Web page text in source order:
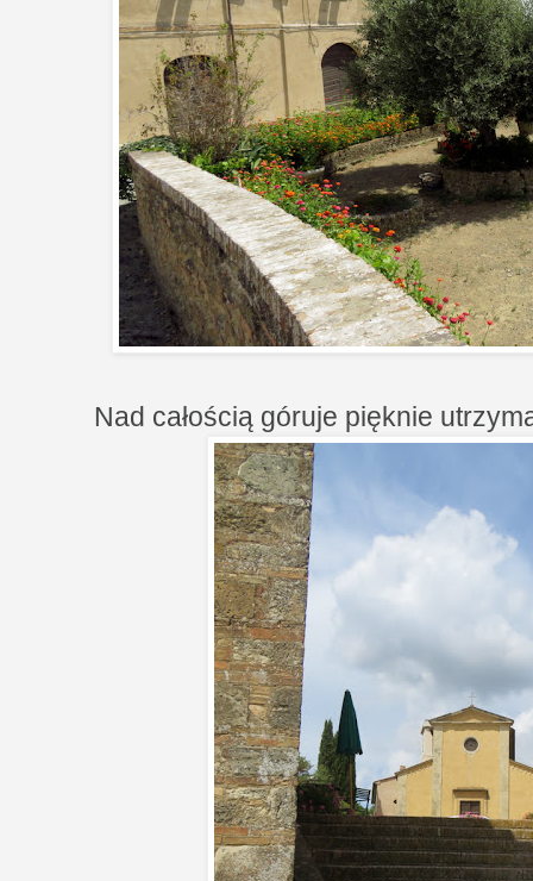
Nad całością góruje pięknie